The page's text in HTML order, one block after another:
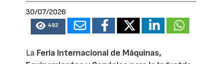
30/07/2026
492
La Feria Internacional de Máquinas,